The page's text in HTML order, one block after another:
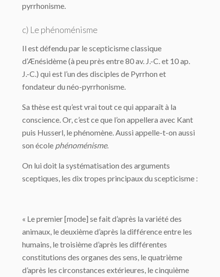
pyrrhonisme.
c) Le phénoménisme
Il est défendu par le scepticisme classique
d’Ænésidème (à peu près entre 80 av. J.-C. et 10 ap.
J.-C.) qui est l’un des disciples de Pyrrhon et
fondateur du néo-pyrrhonisme.
Sa thèse est qu’est vrai tout ce qui apparaît à la
conscience. Or, c’est ce que l’on appellera avec Kant
puis Husserl, le phénomène. Aussi appelle-t-on aussi
son école phénoménisme.
On lui doit la systématisation des arguments
sceptiques, les dix tropes principaux du scepticisme :
« Le premier [mode] se fait d’après la variété des
animaux, le deuxième d’après la différence entre les
humains, le troisième d’après les différentes
constitutions des organes des sens, le quatrième
d’après les circonstances extérieures, le cinquième